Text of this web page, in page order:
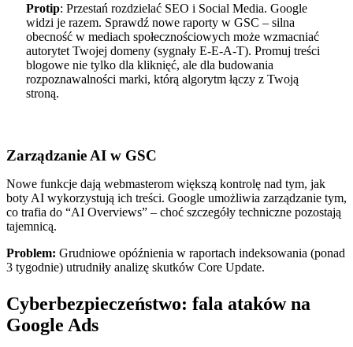
Protip: Przestań rozdzielać SEO i Social Media. Google
widzi je razem. Sprawdź nowe raporty w GSC – silna
obecność w mediach społecznościowych może wzmacniać
autorytet Twojej domeny (sygnały E-E-A-T). Promuj treści
blogowe nie tylko dla kliknięć, ale dla budowania
rozpoznawalności marki, którą algorytm łączy z Twoją
stroną.
Zarządzanie AI w GSC
Nowe funkcje dają webmasterom większą kontrolę nad tym, jak
boty AI wykorzystują ich treści. Google umożliwia zarządzanie tym,
co trafia do “AI Overviews” – choć szczegóły techniczne pozostają
tajemnicą.
Problem: Grudniowe opóźnienia w raportach indeksowania (ponad
3 tygodnie) utrudniły analizę skutków Core Update.
Cyberbezpieczeństwo: fala ataków na
Google Ads